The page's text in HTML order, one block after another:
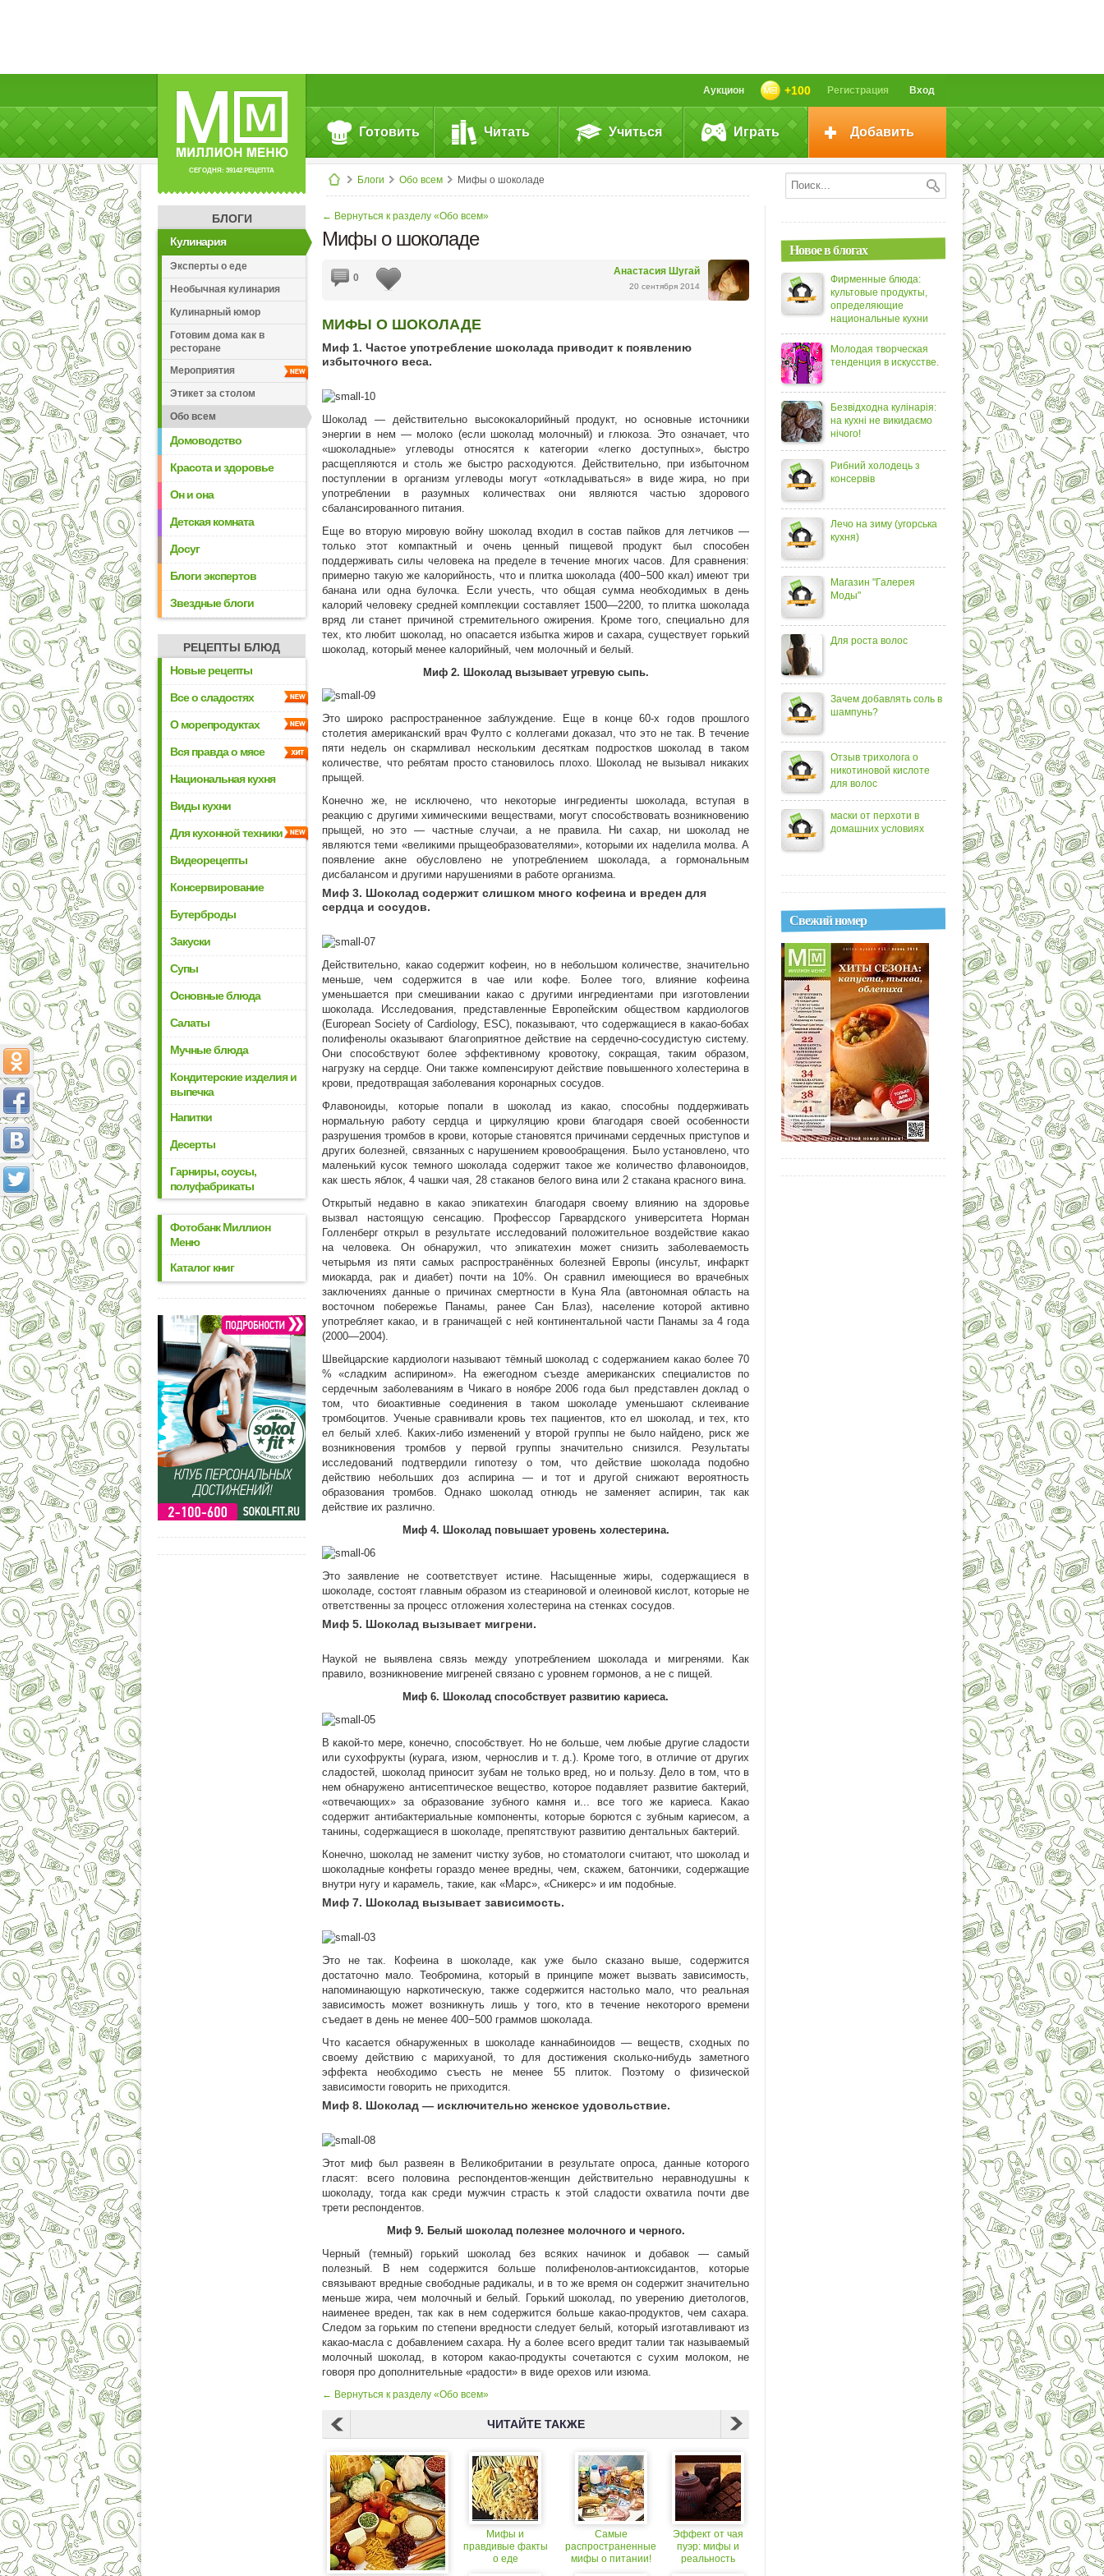
СЕГОДНЯ: 39142 РЕЦЕПТА
Вход
Регистрация
+100
Аукцион
Готовить Читать Учиться Играть Добавить
Блоги Обо всем Мифы о шоколаде
БЛОГИ
Кулинария
Эксперты о еде
Необычная кулинария
Кулинарный юмор
Готовим дома как в
ресторане
Мероприятия
Этикет за столом
Обо всем
Домоводство
Красота и здоровье
Он и она
Детская комната
Досуг
Блоги экспертов
Звездные блоги
РЕЦЕПТЫ БЛЮД
Новые рецепты
Все о сладостях
О морепродуктах
Вся правда о мясе
Национальная кухня
Виды кухни
Для кухонной техники
Видеорецепты
Консервирование
Бутерброды
Закуски
Супы
Основные блюда
Салаты
Мучные блюда
Кондитерские изделия и
выпечка
Напитки
Десерты
Гарниры, соусы,
полуфабрикаты
Фотобанк Миллион
Меню
Каталог книг
← Вернуться к разделу «Обо всем»
Мифы о шоколаде
Анастасия Шугай
20 сентября 2014
0
МИФЫ О ШОКОЛАДЕ
Миф 1. Частое употребление шоколада приводит к появлению
избыточного веса.
Шоколад — действительно высококалорийный продукт, но основные источники
энергии в нем — молоко (если шоколад молочный) и глюкоза. Это означает, что
«шоколадные» углеводы относятся к категории «легко доступных», быстро
расщепляются и столь же быстро расходуются. Действительно, при избыточном
поступлении в организм углеводы могут «откладываться» в виде жира, но при
употреблении в разумных количествах они являются частью здорового
сбалансированного питания.
Еще во вторую мировую войну шоколад входил в состав пайков для летчиков —
только этот компактный и очень ценный пищевой продукт был способен
поддерживать силы человека на пределе в течение многих часов. Для сравнения:
примерно такую же калорийность, что и плитка шоколада (400−500 ккал) имеют три
банана или одна булочка. Если учесть, что общая сумма необходимых в день
калорий человеку средней комплекции составляет 1500—2200, то плитка шоколада
вряд ли станет причиной стремительного ожирения. Кроме того, специально для
тех, кто любит шоколад, но опасается избытка жиров и сахара, существует горький
шоколад, который менее калорийный, чем молочный и белый.
Миф 2. Шоколад вызывает угревую сыпь.
Это широко распространенное заблуждение. Еще в конце 60-х годов прошлого
столетия американский врач Фулто с коллегами доказал, что это не так. В течение
пяти недель он скармливал нескольким десяткам подростков шоколад в таком
количестве, что ребятам просто становилось плохо. Шоколад не вызывал никаких
прыщей.
Конечно же, не исключено, что некоторые ингредиенты шоколада, вступая в
реакцию с другими химическими веществами, могут способствовать возникновению
прыщей, но это — частные случаи, а не правила. Ни сахар, ни шоколад не
являются теми «великими прыщеобразователями», которыми их наделила молва. А
появление акне обусловлено не употреблением шоколада, а гормональным
дисбалансом и другими нарушениями в работе организма.
Миф 3. Шоколад содержит слишком много кофеина и вреден для
сердца и сосудов.
Действительно, какао содержит кофеин, но в небольшом количестве, значительно
меньше, чем содержится в чае или кофе. Более того, влияние кофеина
уменьшается при смешивании какао с другими ингредиентами при изготовлении
шоколада. Исследования, представленные Европейским обществом кардиологов
(European Society of Cardiology, ESC), показывают, что содержащиеся в какао-бобах
полифенолы оказывают благоприятное действие на сердечно-сосудистую систему.
Они способствуют более эффективному кровотоку, сокращая, таким образом,
нагрузку на сердце. Они также компенсируют действие повышенного холестерина в
крови, предотвращая заболевания коронарных сосудов.
Флавоноиды, которые попали в шоколад из какао, способны поддерживать
нормальную работу сердца и циркуляцию крови благодаря своей особенности
разрушения тромбов в крови, которые становятся причинами сердечных приступов и
других болезней, связанных с нарушением кровообращения. Было установлено, что
маленький кусок темного шоколада содержит такое же количество флавоноидов,
как шесть яблок, 4 чашки чая, 28 стаканов белого вина или 2 стакана красного вина.
Открытый недавно в какао эпикатехин благодаря своему влиянию на здоровье
вызвал настоящую сенсацию. Профессор Гарвардского университета Норман
Голленберг открыл в результате исследований положительное воздействие какао
на человека. Он обнаружил, что эпикатехин может снизить заболеваемость
четырьмя из пяти самых распространённых болезней Европы (инсульт, инфаркт
миокарда, рак и диабет) почти на 10%. Он сравнил имеющиеся во врачебных
заключениях данные о причинах смертности в Куна Яла (автономная область на
восточном побережье Панамы, ранее Сан Блаз), население которой активно
употребляет какао, и в граничащей с ней континентальной части Панамы за 4 года
(2000—2004).
Швейцарские кардиологи называют тёмный шоколад с содержанием какао более 70
% «сладким аспирином». На ежегодном съезде американских специалистов по
сердечным заболеваниям в Чикаго в ноябре 2006 года был представлен доклад о
том, что биоактивные соединения в таком шоколаде уменьшают склеивание
тромбоцитов. Ученые сравнивали кровь тех пациентов, кто ел шоколад, и тех, кто
ел белый хлеб. Каких-либо изменений у второй группы не было найдено, риск же
возникновения тромбов у первой группы значительно снизился. Результаты
исследований подтвердили гипотезу о том, что действие шоколада подобно
действию небольших доз аспирина — и тот и другой снижают вероятность
образования тромбов. Однако шоколад отнюдь не заменяет аспирин, так как
действие их различно.
Миф 4. Шоколад повышает уровень холестерина.
Это заявление не соответствует истине. Насыщенные жиры, содержащиеся в
шоколаде, состоят главным образом из стеариновой и олеиновой кислот, которые не
ответственны за процесс отложения холестерина на стенках сосудов.
Миф 5. Шоколад вызывает мигрени.
Наукой не выявлена связь между употреблением шоколада и мигренями. Как
правило, возникновение мигреней связано с уровнем гормонов, а не с пищей.
Миф 6. Шоколад способствует развитию кариеса.
В какой-то мере, конечно, способствует. Но не больше, чем любые другие сладости
или сухофрукты (курага, изюм, чернослив и т. д.). Кроме того, в отличие от других
сладостей, шоколад приносит зубам не только вред, но и пользу. Дело в том, что в
нем обнаружено антисептическое вещество, которое подавляет развитие бактерий,
«отвечающих» за образование зубного камня и... все того же кариеса. Какао
содержит антибактериальные компоненты, которые борются с зубным кариесом, а
танины, содержащиеся в шоколаде, препятствуют развитию дентальных бактерий.
Конечно, шоколад не заменит чистку зубов, но стоматологи считают, что шоколад и
шоколадные конфеты гораздо менее вредны, чем, скажем, батончики, содержащие
внутри нугу и карамель, такие, как «Марс», «Сникерс» и им подобные.
Миф 7. Шоколад вызывает зависимость.
Это не так. Кофеина в шоколаде, как уже было сказано выше, содержится
достаточно мало. Теобромина, который в принципе может вызвать зависимость,
напоминающую наркотическую, также содержится настолько мало, что реальная
зависимость может возникнуть лишь у того, кто в течение некоторого времени
съедает в день не менее 400−500 граммов шоколада.
Что касается обнаруженных в шоколаде каннабиноидов — веществ, сходных по
своему действию с марихуаной, то для достижения сколько-нибудь заметного
эффекта необходимо съесть не менее 55 плиток. Поэтому о физической
зависимости говорить не приходится.
Миф 8. Шоколад — исключительно женское удовольствие.
Этот миф был развеян в Великобритании в результате опроса, данные которого
гласят: всего половина респондентов-женщин действительно неравнодушны к
шоколаду, тогда как среди мужчин страсть к этой сладости охватила почти две
трети респондентов.
Миф 9. Белый шоколад полезнее молочного и черного.
Черный (темный) горький шоколад без всяких начинок и добавок — самый
полезный. В нем содержится больше полифенолов-антиоксидантов, которые
связывают вредные свободные радикалы, и в то же время он содержит значительно
меньше жира, чем молочный и белый. Горький шоколад, по уверению диетологов,
наименее вреден, так как в нем содержится больше какао-продуктов, чем сахара.
Следом за горьким по степени вредности следует белый, который изготавливают из
какао-масла с добавлением сахара. Ну а более всего вредит талии так называемый
молочный шоколад, в котором какао-продукты сочетаются с сухим молоком, не
говоря про дополнительные «радости» в виде орехов или изюма.
← Вернуться к разделу «Обо всем»
ЧИТАЙТЕ ТАКЖЕ
Мифы и
правдивые факты
о еде
Самые
распространенные
мифы о питании!
Эффект от чая
пуэр: мифы и
реальность
Новое в блогах
Фирменные блюда:
культовые продукты,
определяющие
национальные кухни
Молодая творческая
тенденция в искусстве.
Безвідходна кулінарія:
на кухні не викидаємо
нічого!
Рибний холодець з
консервів
Лечо на зиму (угорська
кухня)
Магазин "Галерея
Моды"
Для роста волос
Зачем добавлять соль в
шампунь?
Отзыв трихолога о
никотиновой кислоте
для волос
маски от перхоти в
домашних условиях
Свежий номер